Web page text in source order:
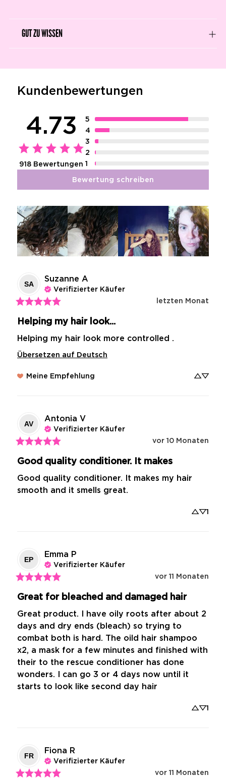
GUT ZU WISSEN
Kundenbewertungen
4.73
918 Bewertungen
5
4
3
2
1
Bewertung schreiben
SA
Suzanne A
Verifizierter Käufer
letzten Monat
Helping my hair look...
Helping my hair look more controlled .
Übersetzen auf Deutsch
Meine Empfehlung
AV
Antonia V
Verifizierter Käufer
vor 10 Monaten
Good quality conditioner. It makes
Good quality conditioner. It makes my hair
smooth and it smells great.
1
EP
Emma P
Verifizierter Käufer
vor 11 Monaten
Great for bleached and damaged hair
Great product. I have oily roots after about 2
days and dry ends (bleach) so trying to
combat both is hard. The oild hair shampoo
x2, a mask for a few minutes and finished with
their to the rescue conditioner has done
wonders. I can go 3 or 4 days now until it
starts to look like second day hair
1
FR
Fiona R
Verifizierter Käufer
vor 11 Monaten